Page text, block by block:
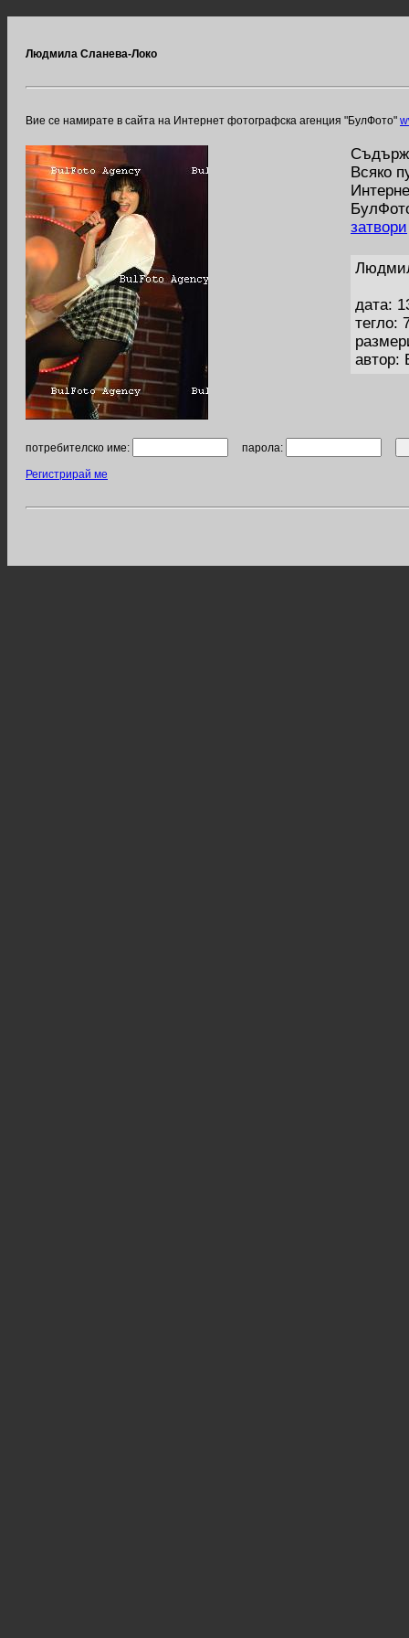
Людмила Сланева-Локо
Вие се намирате в сайта на Интернет фотографска агенция "БулФото"
Всяко
затвори
дата:
тегло:
автор:
потребителско име: парола:
Регистрирай ме